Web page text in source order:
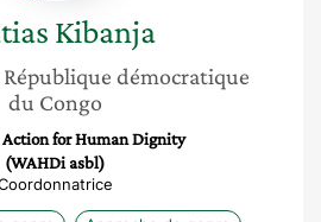
Kibanja
République démocratique
du Congo
for Human Dignity
(WAHDi asbl)